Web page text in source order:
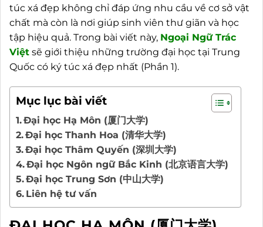
túc xá đẹp không chỉ đáp ứng nhu cầu về cơ sở vật
chất mà còn là nơi giúp sinh viên thư giãn và học
tập hiệu quả. Trong bài viết này, Ngoại Ngữ Trác
Việt sẽ giới thiệu những trường đại học tại Trung
Quốc có ký túc xá đẹp nhất (Phần 1).
Mục lục bài viết
Đại học Hạ Môn (厦门大学)
Đại học Thanh Hoa (清华大学)
Đại học Thâm Quyến (深圳大学)
Đại học Ngôn ngữ Bắc Kinh (北京语言大学)
Đại học Trung Sơn (中山大学)
Liên hệ tư vấn